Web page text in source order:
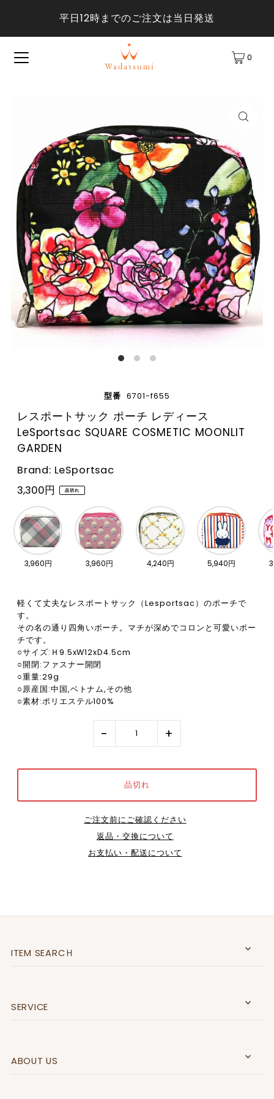
平日12時までのご注文は当日発送
0
型番 6701-f655
レスポートサック ポーチ レディース
LeSportsac SQUARE COSMETIC MOONLIT
GARDEN
Brand: LeSportsac
3,300円 品切れ
3,960円 3,960円 4,240円 5,940円
軽くて丈夫なレスポートサック（Lesportsac）のポーチで
す。
その名の通り四角いポーチ。マチが深めでコロンと可愛いポー
チです。
○サイズ:Ｈ9.5xW12xD4.5cm
○開閉:ファスナー開閉
○重量:29g
○原産国:中国,ベトナム,その他
○素材:ポリエステル100%
- +
ご注文前にご確認ください
返品・交換について
お支払い・配送について
ITEM SEARCＨ
SERVICE
ABOUT US